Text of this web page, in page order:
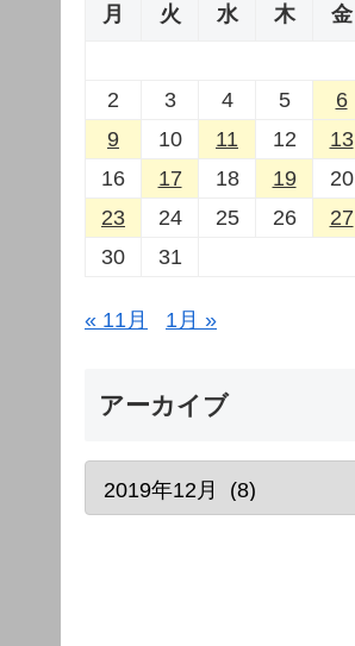
月
火 水 木 金
2
3 4 5 6
9
10 11 12 13
16
17 18 19 20
23
24 25 26 27
30
31
« 11月 1月 »
アーカイブ